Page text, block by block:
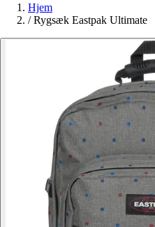
Hjem
/ Rygsæk Eastpak Ultimate